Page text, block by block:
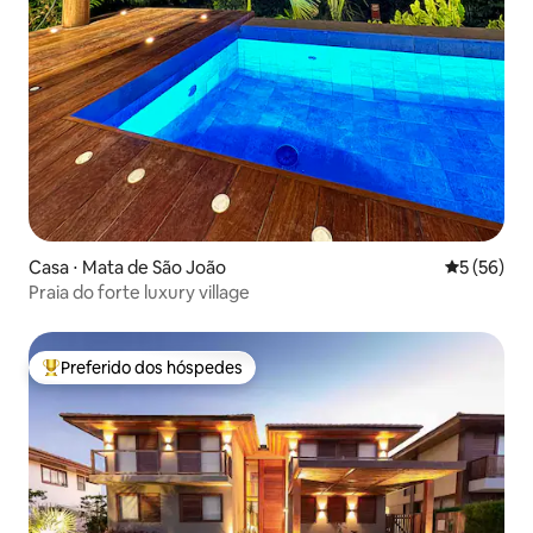
Casa ⋅ Mata de São João 5 de uma
5 (56)
Praia do forte luxury village
Entre os melhores preferidos dos hóspedes
Preferido dos hóspedes